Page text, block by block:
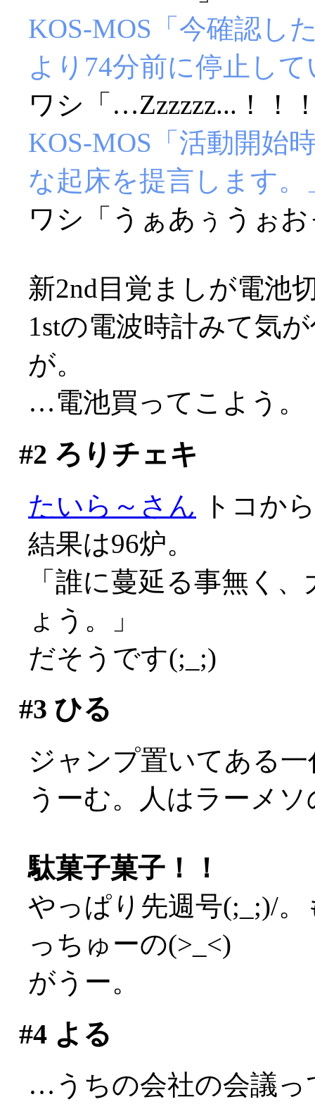
KOS-MOS「今確認し
より74分前に停止し
ワシ「…Zzzzzz...！！
KOS-MOS「活動開始
な起床を提言します。
ワシ「うぁあぅうぉ
新2nd目覚ましが電池
1stの電波時計みて気
が。
…電池買ってこよう。
#2 ろりチェキ
たいら～さん トコか
結果は96炉。
「誰に蔓延る事無く
ょう。」
だそうです(;_;)
#3 ひる
ジャンプ置いてある
うーむ。人はラーメ
駄菓子菓子！！
やっぱり先週号(;_;)/
っちゅーの(>_<)
がうー。
#4よる
…うちの会社の会議っ